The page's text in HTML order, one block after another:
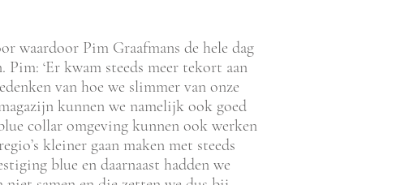
waardoor Pim Graafmans de hele dag
‘Er kwam steeds meer tekort aan
van hoe we slimmer van onze
kunnen we namelijk ook goed
collar omgeving kunnen ook werken
kleiner gaan maken met steeds
blue en daarnaast hadden we